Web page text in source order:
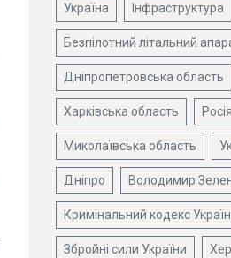
Україна Інфраструктура
Безпілотний літальний
Дніпропетровська область
Харківська область
Миколаївська область
Дніпро Володимир
Кримінальний кодекс
Збройні сили України